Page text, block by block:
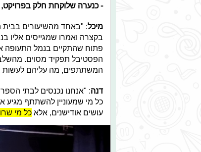
- כנערה שלוקחת חלק
מיכל: "באחד מהשיעורים בבית
בקצרה ואמרו שמגייסים אליו
פתוח שהתקיים בנמל התעופה
הפסטיבל תפקיד מסוים.
המשתתפים, מה עליהם לעשות
דנה: "אנחנו נכנסים לבתי
כל מי שמעוניין להשתתף מגיע
עושים אודישנים, אלא כל מי